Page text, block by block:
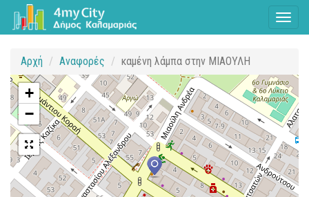
Αρχή Αναφορές καμένη λάμπα στην ΜΙΑΟΥΛΗ
+
−